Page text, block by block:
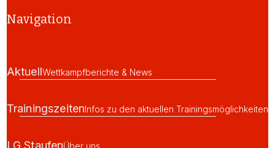
Navigation
AktuellWettkampfberichte & News
TrainingszeitenInfos zu den aktuellen Trainingsmöglichkeiten
LG StaufenÜber uns